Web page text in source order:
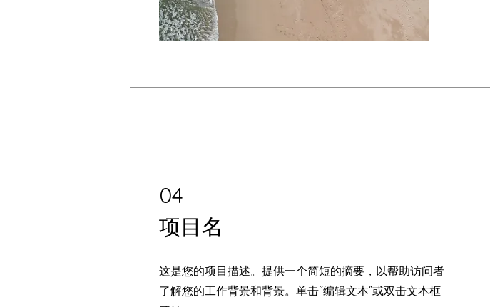
04
项目名
这是您的项目描述。提供一个简短的摘要，以帮助访问者
了解您的工作背景和背景。单击“编辑文本”或双击文本框